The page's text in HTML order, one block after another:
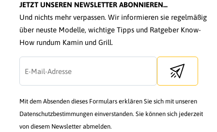
JETZT UNSEREN NEWSLETTER ABONNIEREN...
Und nichts mehr verpassen. Wir informieren sie regelmäßig
über neuste Modelle, wichtige Tipps und Ratgeber Know-
How rundum Kamin und Grill.
Send
Mit dem Absenden dieses Formulars erklären Sie sich mit unseren
Datenschutzbestimmungen einverstanden. Sie können sich jederzeit
von diesem Newsletter abmelden.